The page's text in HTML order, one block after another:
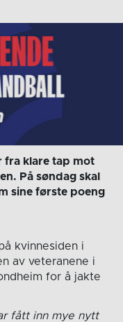
fra klare tap mot
På søndag skal
sine første poeng
kvinnesiden i
av veteranene i
for å jakte
fått inn mye nytt